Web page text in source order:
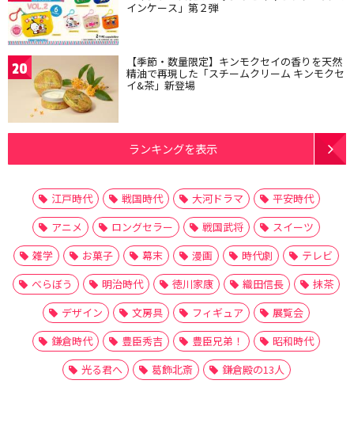
インケース」第２弾
20 【季節・数量限定】キンモクセイの香りを天然
精油で再現した「スチームクリーム キンモクセ
イ&茶」新登場
ランキングを表示
江戸時代 戦国時代 大河ドラマ
平安時代
アニメ
ロングセラー 戦国武将
スイーツ
雑学
お菓子 幕末 漫画 時代劇
テレビ
べらぼう
明治時代 徳川家康 織田信長
抹茶
デザイン
文房具 フィギュア
展覧会
鎌倉時代
豊臣秀吉 豊臣兄弟！
昭和時代
光る君へ
葛飾北斎 鎌倉殿の13人